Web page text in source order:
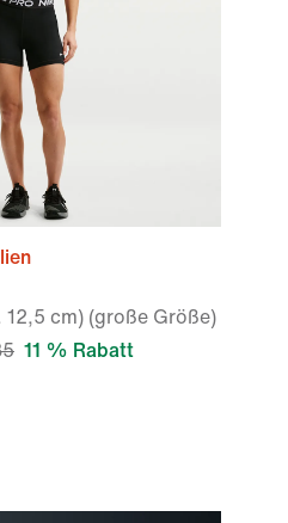
12,5 cm) (große Größe)
11 % Rabatt